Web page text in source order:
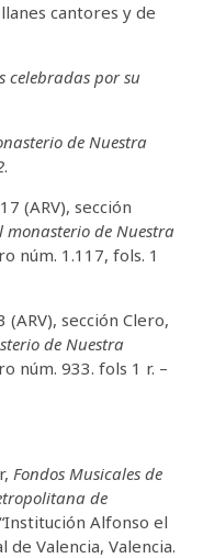
cantores y de
celebradas por su
de Nuestra
.
(ARV), sección
monasterio de Nuestra
núm. 1.117, fols. 1
(ARV), sección Clero,
de Nuestra
núm. 933. fols 1 r. –
Fondos Musicales de
de
Alfonso el
de Valencia, Valencia.